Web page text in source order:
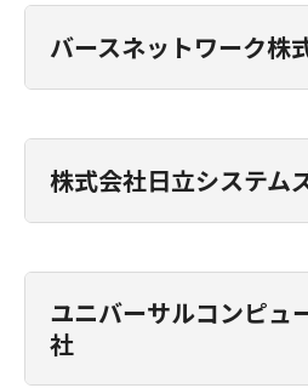
バースネットワーク株
株式会社日立システム
ユニバーサルコンピュ
社